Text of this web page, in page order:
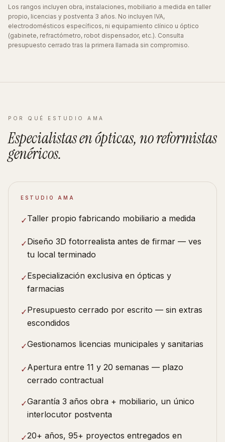
Los rangos incluyen obra, instalaciones, mobiliario a medida en taller
propio, licencias y postventa 3 años. No incluyen IVA,
electrodomésticos específicos, ni equipamiento clínico u óptico
(gabinete, refractómetro, robot dispensador, etc.). Consulta
presupuesto cerrado tras la primera llamada sin compromiso.
POR QUÉ ESTUDIO AMA
Especialistas enópticas, no reformistas
genéricos.
ESTUDIO AMA
✓Taller propio fabricando mobiliario a medida
✓Diseño 3D fotorrealista antes de firmar — ves
tu local terminado
✓Especialización exclusiva en ópticas y
farmacias
✓Presupuesto cerrado por escrito — sin extras
escondidos
✓Gestionamos licencias municipales y sanitarias
✓Apertura entre 11 y 20 semanas — plazo
cerrado contractual
✓Garantía 3 años obra + mobiliario, un único
interlocutor postventa
✓20+ años, 95+ proyectos entregados en